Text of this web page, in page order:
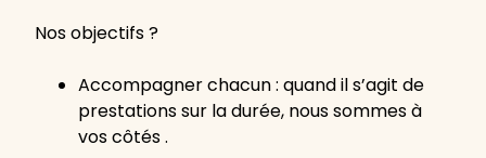
Nos objectifs ?
Accompagner chacun : quand il s’agit de
prestations sur la durée, nous sommes à
vos côtés .